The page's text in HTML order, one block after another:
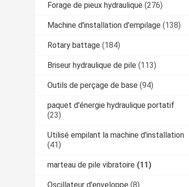
Forage de pieux hydraulique (276)
Machine d'installation d'empilage (138)
Rotary battage (184)
Briseur hydraulique de pile (113)
Outils de perçage de base (94)
paquet d'énergie hydraulique portatif
(23)
Utilisé empilant la machine d'installation
(41)
marteau de pile vibratoire (11)
Oscillateur d'enveloppe (8)